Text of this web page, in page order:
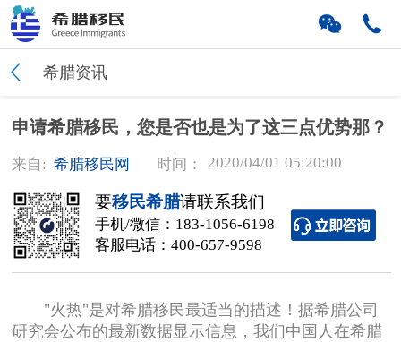
希腊资讯
申请希腊移民，您是否也是为了这三点优势那？
来自: 希腊移民网 时间： 2020/04/01 05:20:00
要移民希腊请联系我们
手机/微信： 183-1056-6198
客服电话： 400-657-9598
"火热"是对希腊移民最适当的描述！据希腊公司
研究会公布的最新数据显示信息，我们中国人在希腊